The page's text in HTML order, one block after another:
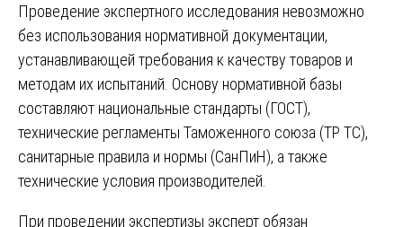
Проведение экспертного исследования невозможно
без использования нормативной документации,
устанавливающей требования к качеству товаров и
методам их испытаний. Основу нормативной базы
составляют национальные стандарты (ГОСТ),
технические регламенты Таможенного союза (ТР ТС),
санитарные правила и нормы (СанПиН), а также
технические условия производителей.
При проведении экспертизы эксперт обязан